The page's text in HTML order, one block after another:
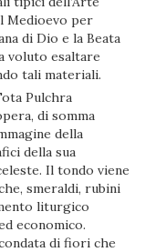
Medioevo per
di Dio e la Beata
voluto esaltare
tali materiali.
Pulchra
di somma
della
della sua
Il tondo viene
smeraldi, rubini
liturgico
economico.
di fiori che